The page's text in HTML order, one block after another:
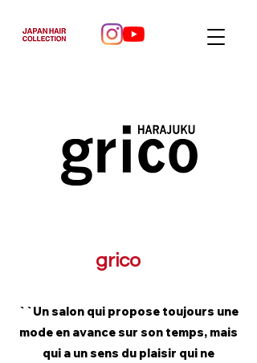
grico
``Un salon qui propose toujours une
mode en avance sur son temps, mais
qui a un sens du plaisir qui ne